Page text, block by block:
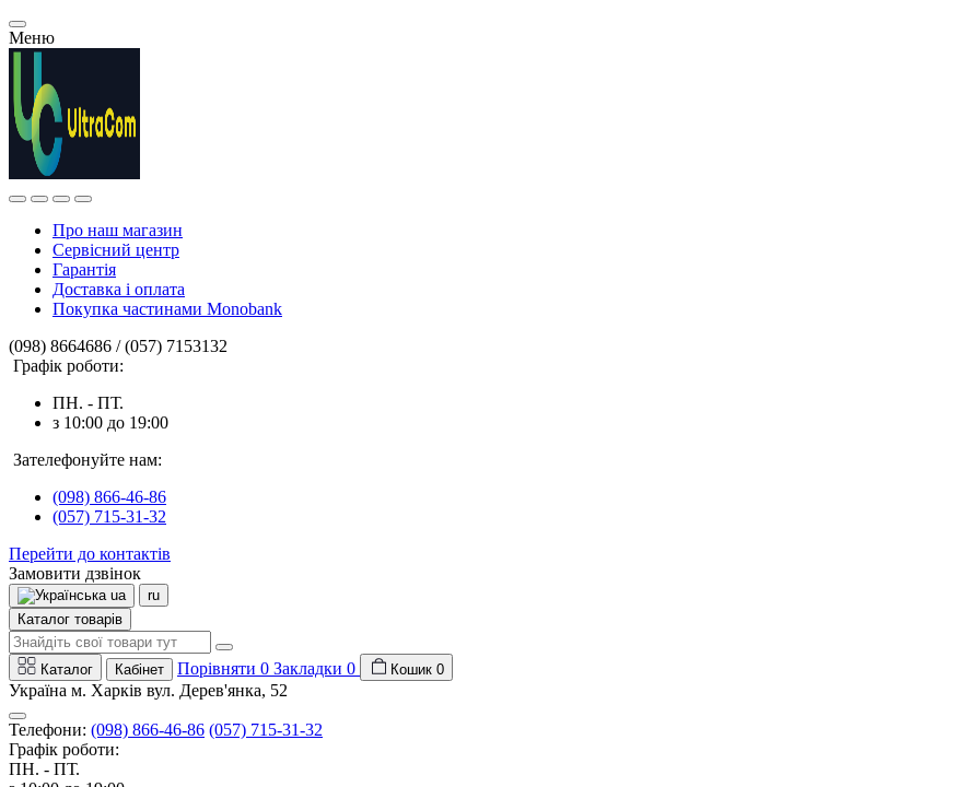
Меню
Про наш магазин
Сервісний центр
Гарантія
Доставка і оплата
Покупка частинами Monobank
(098) 8664686 / (057) 7153132
Графік роботи:
ПН. - ПТ.
з 10:00 до 19:00
Зателефонуйте нам:
(098) 866-46-86
(057) 715-31-32
Перейти до контактів
Замовити дзвінок
ua
ru
Каталог товарів
Каталог Кабінет Порівняти 0 Закладки 0 Кошик 0
Україна м. Харків вул. Дерев'янка, 52
Телефони: (098) 866-46-86 (057) 715-31-32
Графік роботи:
ПН. - ПТ.